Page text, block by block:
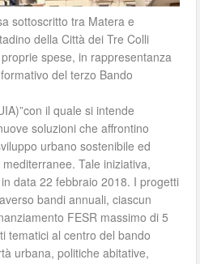
sottoscritto tra Matera e
della Città dei Tre Colli
spese, in rappresentanza
del terzo Bando
il quale si intende
soluzioni che affrontino
urbano sostenibile ed
Tale iniziativa,
data 22 febbraio 2018. I progetti
bandi annuali, ciascun
FESR massimo di 5
tematici al centro del bando
urbana, politiche abitative,